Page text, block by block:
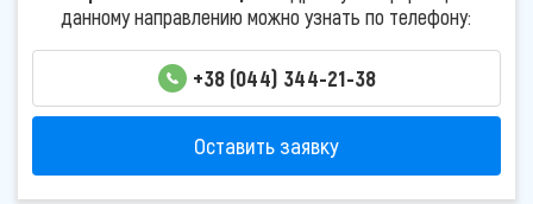
данному направлению можно узнать по телефону:
+38 (044) 344-21-38
Оставить заявку